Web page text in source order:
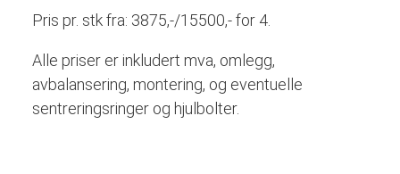
Pris pr. stk fra: 3875,-/15500,- for 4.
Alle priser er inkludert mva, omlegg,
avbalansering, montering, og eventuelle
sentreringsringer og hjulbolter.